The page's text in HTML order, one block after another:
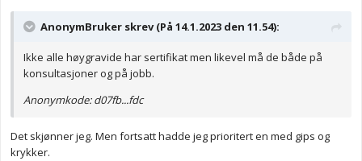
AnonymBruker skrev (På 14.1.2023 den 11.54):
Ikke alle høygravide har sertifikat men likevel må de både på
konsultasjoner og på jobb.
Anonymkode: d07fb...fdc
Det skjønner jeg. Men fortsatt hadde jeg prioritert en med gips og
krykker.